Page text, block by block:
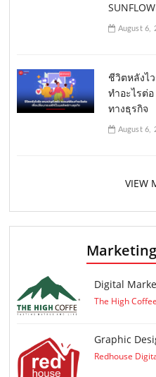
August 6,
ชีวิตหลังไ
ทำอะไรต่
ทางธุรกิจ
August 6,
VIEW
Digital
The High Coffee
Graphic
Redhouse